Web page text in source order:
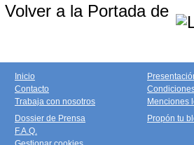
Volver a la Portada de
Inicio
Contacto
Trabaja con nosotros
Menciones
Dossier de Prensa
F.A.Q.
Propón tu